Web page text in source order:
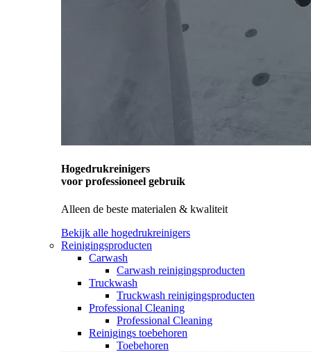
Hogedrukreinigers
voor professioneel gebruik
Alleen de beste materialen & kwaliteit
Bekijk alle hogedrukreinigers
Reinigingsproducten
Carwash
Carwash reinigingsproducten
Truckwash
Truckwash reinigingsproducten
Professional Cleaning
Professional Cleaning
Reinigings toebehoren
Toebehoren